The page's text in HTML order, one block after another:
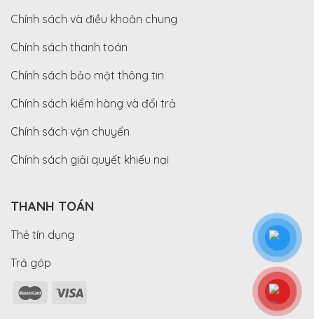
Chính sách và điều khoản chung
Chính sách thanh toán
Chính sách bảo mật thông tin
Chính sách kiểm hàng và đổi trả
Chính sách vận chuyển
Chính sách giải quyết khiếu nại
THANH TOÁN
Thẻ tín dụng
Trả góp